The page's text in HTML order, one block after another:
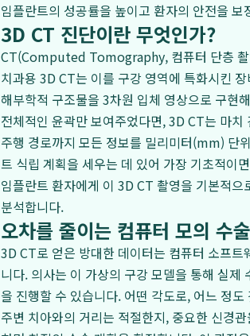
임플란트의 성공률을 높이고 환자의 안전을
3D CT 진단이란 무엇인가?
CT(Computed Tomography, 컴퓨터 단층 촬
치과용 3D CT는 이를 구강 영역에 특화시킨
해부학적 구조물을 3차원 입체 영상으로 구현
전체적인 윤곽만 보여주었다면, 3D CT는 마
주행 경로까지 모든 정보를 밀리미터(mm) 단
트 식립 계획을 세우는 데 있어 가장 기초적이
임플란트 환자에게 이 3D CT 촬영을 기본적
분석합니다.
오차를 줄이는 컴퓨터 모의 수술
3D CT로 얻은 방대한 데이터는 컴퓨터 소프
니다. 의사는 이 가상의 구강 모델을 통해 실
을 진행할 수 있습니다. 어떤 각도로, 어느 정
주변 치아와의 거리는 적절한지, 중요한 신경